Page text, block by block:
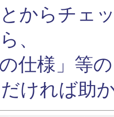
からチェ
、
の仕様」等
ければ助